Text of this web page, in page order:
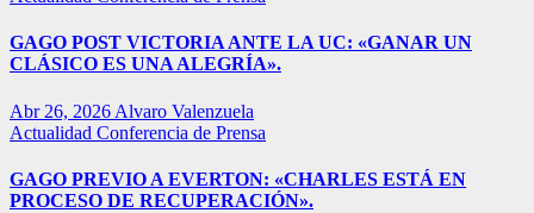
GAGO POST VICTORIA ANTE LA UC: «GANAR UN
CLÁSICO ES UNA ALEGRÍA».
Abr 26, 2026 Alvaro Valenzuela
Actualidad Conferencia de Prensa
GAGO PREVIO A EVERTON: «CHARLES ESTÁ EN
PROCESO DE RECUPERACIÓN».